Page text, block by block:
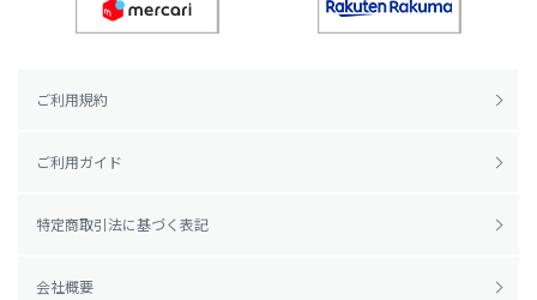
ご利用規約
ご利用ガイド
特定商取引法に基づく表記
会社概要